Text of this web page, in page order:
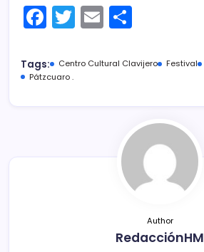
F
a
c
e
T
w
itt
E
m
ai m
tir
Tags: Centro Cultural Clavijero Festival
Pátzcuaro .
Author
RedacciónHM